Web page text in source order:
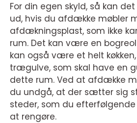
For din egen skyld, så kan
ud, hvis du afdække møbler
afdækningsplast, som ikke
rum. Det kan være en
kan også være et helt
trægulve, som skal have en
dette rum. Ved at afdække
du undgå, at der sætter sig
steder, som du
at rengøre.